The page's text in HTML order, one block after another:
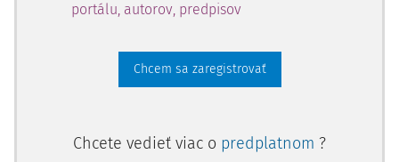
portálu, autorov, predpisov
Chcem sa zaregistrovať
Chcete vedieť viac o predplatnom ?